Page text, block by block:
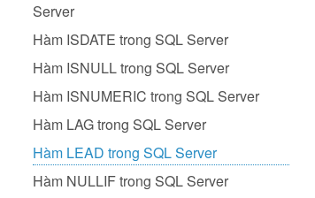
Server
Hàm ISDATE trong SQL Server
Hàm ISNULL trong SQL Server
Hàm ISNUMERIC trong SQL Server
Hàm LAG trong SQL Server
Hàm LEAD trong SQL Server
Hàm NULLIF trong SQL Server